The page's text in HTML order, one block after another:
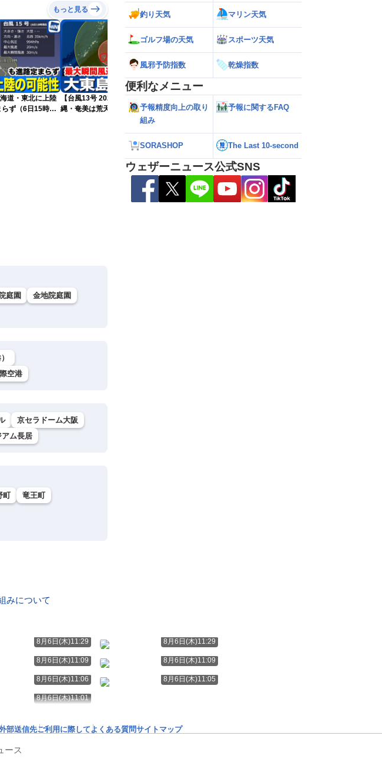
もっと見る
道・東北に上陸
ず（6日15時更
【台風13号 2026】大東島は暴風域に 沖
縄・奄美は荒天に警戒（6日16時更新）
【お盆休みの天気】前半は晴れてもにわ
か雨の可能性 台風15号の動向にも注意
庭園
金地院庭園
空港
京セラドーム大阪
アム長居
町 竜王町
釣り天気 マリン天気
ゴルフ場の天気 スポーツ天気
風邪予防指数 乾燥指数
便利なメニュー
予報精度向上の取り
組み
予報に関するFAQ
SORASHOP The Last 10-second
ウェザーニュース公式SNS
みについて
8月6日(木)11:29 8月6日(木)11:29
8月6日(木)11:09 8月6日(木)11:09
8月6日(木)11:06 8月6日(木)11:05
8月6日(木)11:01
部送信先ご利用に際して よくある質問サイトマップ
ース